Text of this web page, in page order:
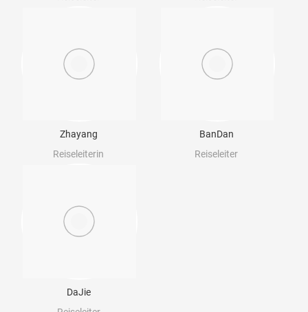
Zhayang
Reiseleiterin
BanDan
Reiseleiter
DaJie